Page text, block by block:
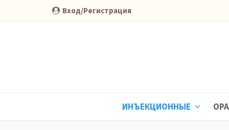
Вход/Регистрация
ИНЪЕКЦИОННЫЕ